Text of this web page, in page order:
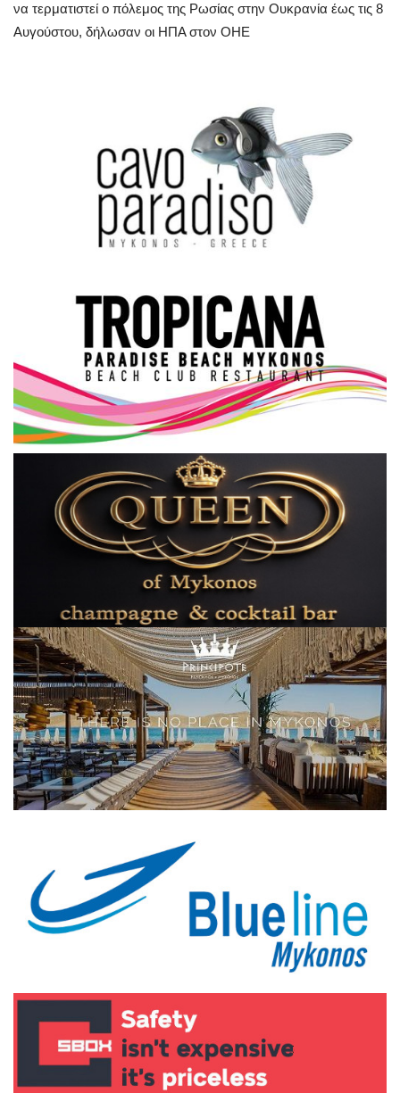
Sport
Σεβασμιώτατος Δωρόθεος Β’
Cost Of Living Crisis
Opinion + Analysis
L’Art des Sens
Local Elections 2023
Elections 2023
Γλώσσα
Ελληνικά English
να τερματιστεί ο πόλεμος της Ρωσίας στην Ουκρανία έως τις 8
Αυγούστου, δήλωσαν οι ΗΠΑ στον ΟΗΕ